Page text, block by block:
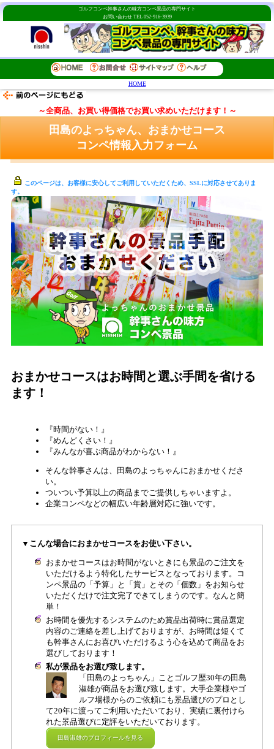
ゴルフコンペ幹事さんの味方コンペ景品の専門サイト
お問い合わせ TEL 052-916-3939
HOME
～全商品、お買い得価格でお買い求めいただけます！～
田島のよっちゃん、おまかせコース
コンペ情報入力フォーム
このページは、お客様に安心してご利用していただくため、SSLに対応させてありま
す。
おまかせコースはお時間と選ぶ手間を省ける
ます！
『時間がない！』
『めんどくさい！』
『みんなが喜ぶ商品がわからない！』
そんな幹事さんは、田島のよっちゃんにおまかせくださ
い。
ついつい予算以上の商品までご提供しちゃいますよ。
企業コンペなどの幅広い年齢層対応に強いです。
▼こんな場合におまかせコースをお使い下さい。
おまかせコースはお時間がないときにも景品のご注文を
いただけるよう特化したサービスとなっております。コ
ンペ景品の「予算」と「賞」とその「個数」をお知らせ
いただくだけで注文完了できてしまうのです。なんと簡
単！
お時間を優先するシステムのため賞品出荷時に賞品選定
内容のご連絡を差し上げておりますが、お時間は短くて
も幹事さんにお喜びいただけるよう心を込めて商品をお
選びしております！
私が景品をお選び致します。
「田島のよっちゃん」ことゴルフ歴30年の田島
淑雄が商品をお選び致します。大手企業様やゴ
ルフ場様からのご依頼にも景品選びのプロとし
て20年に渡ってご利用いただいており、実績に裏付けら
れた景品選びに定評をいただいております。
田島淑雄のプロフィールを見る